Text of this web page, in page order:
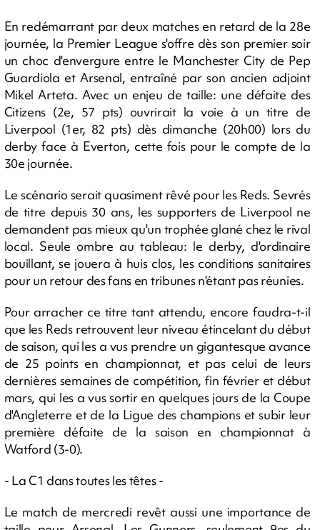
En redémarrant par deux matches en retard de la 28e
journée, la Premier League s'offre dès son premier soir
un choc d'envergure entre le Manchester City de Pep
Guardiola et Arsenal, entraîné par son ancien adjoint
Mikel Arteta. Avec un enjeu de taille: une défaite des
Citizens (2e, 57 pts) ouvrirait la voie à un titre de
Liverpool (1er, 82 pts) dès dimanche (20h00) lors du
derby face à Everton, cette fois pour le compte de la
30e journée.
Le scénario serait quasiment rêvé pour les Reds. Sevrés
de titre depuis 30 ans, les supporters de Liverpool ne
demandent pas mieux qu'un trophée glané chez le rival
local. Seule ombre au tableau: le derby, d'ordinaire
bouillant, se jouera à huis clos, les conditions sanitaires
pour un retour des fans en tribunes n'étant pas réunies.
Pour arracher ce titre tant attendu, encore faudra-t-il
que les Reds retrouvent leur niveau étincelant du début
de saison, qui les a vus prendre un gigantesque avance
de 25 points en championnat, et pas celui de leurs
dernières semaines de compétition, fin février et début
mars, qui les a vus sortir en quelques jours de la Coupe
d'Angleterre et de la Ligue des champions et subir leur
première défaite de la saison en championnat à
Watford (3-0).
- La C1 dans toutes les têtes -
Le match de mercredi revêt aussi une importance de